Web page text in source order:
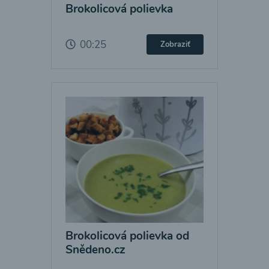
Brokolicová polievka
00:25 Zobraziť
Brokolicová polievka od
Snědeno.cz